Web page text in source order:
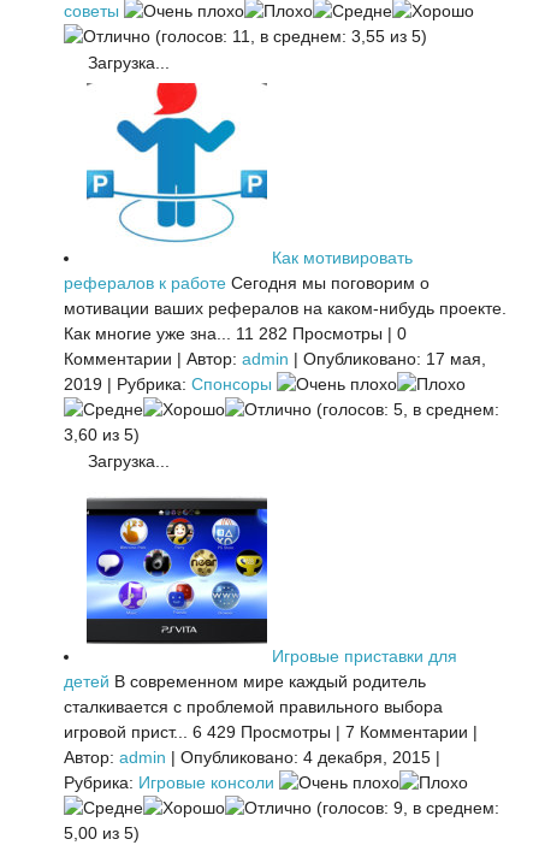
советы
(голосов: 11, в среднем: 3,55 из 5)
Загрузка...
Как мотивировать
рефералов к работе Сегодня мы поговорим о
мотивации ваших рефералов на каком-нибудь проекте.
Как многие уже зна...
11 282 Просмотры | 0
Комментарии | Автор: admin | Опубликовано: 17 мая,
2019 | Рубрика: Спонсоры
(голосов: 5, в среднем:
3,60 из 5)
Загрузка...
Игровые приставки для
детей В современном мире каждый родитель
сталкивается с проблемой правильного выбора
игровой прист...
6 429 Просмотры | 7 Комментарии |
Автор: admin | Опубликовано: 4 декабря, 2015 |
Рубрика: Игровые консоли
(голосов: 9, в среднем:
5,00 из 5)